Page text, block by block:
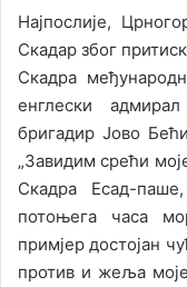
Најпослије,
Скадар због
Скадра
енглески
бригадир Јово
„Завидим срећи
Скадра Есад-
потоњега часа
примјер достојан
против и жеља